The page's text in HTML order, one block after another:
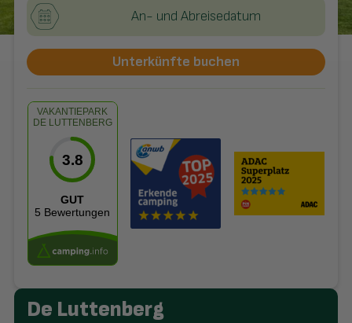
De Luttenberg
An- und Abreisedatum
Unterkünfte buchen
VAKANTIEPARK
DE LUTTENBERG
3.8
GUT
5 Bewertungen